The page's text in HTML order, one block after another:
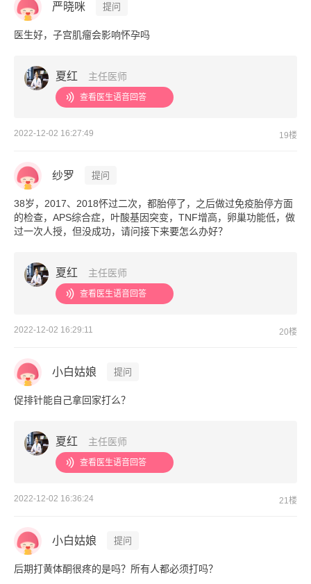
严晓咪 提问
医生好，子宫肌瘤会影响怀孕吗
夏红 主任医师
查看医生语音回答
2022-12-02 16:27:49 19楼
纱罗 提问
38岁，2017、2018怀过二次，都胎停了，之后做过免疫胎停方面
的检查，APS综合症，叶酸基因突变，TNF增高，卵巢功能低，做
过一次人授，但没成功，请问接下来要怎么办好？
夏红 主任医师
查看医生语音回答
2022-12-02 16:29:11 20楼
小白姑娘 提问
促排针能自己拿回家打么？
夏红 主任医师
查看医生语音回答
2022-12-02 16:36:24 21楼
小白姑娘 提问
后期打黄体酮很疼的是吗？所有人都必须打吗？